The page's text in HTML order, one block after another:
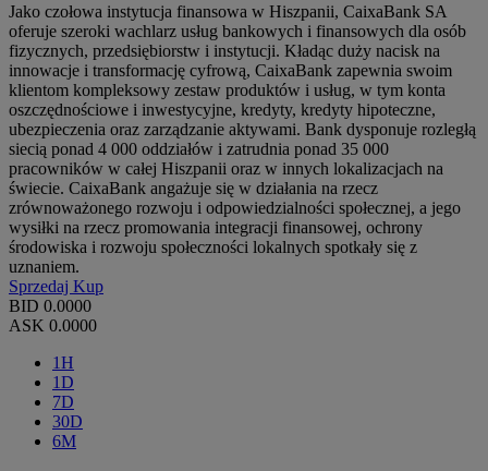
Jako czołowa instytucja finansowa w Hiszpanii, CaixaBank SA
oferuje szeroki wachlarz usług bankowych i finansowych dla osób
fizycznych, przedsiębiorstw i instytucji. Kładąc duży nacisk na
innowacje i transformację cyfrową, CaixaBank zapewnia swoim
klientom kompleksowy zestaw produktów i usług, w tym konta
oszczędnościowe i inwestycyjne, kredyty, kredyty hipoteczne,
ubezpieczenia oraz zarządzanie aktywami. Bank dysponuje rozległą
siecią ponad 4 000 oddziałów i zatrudnia ponad 35 000
pracowników w całej Hiszpanii oraz w innych lokalizacjach na
świecie. CaixaBank angażuje się w działania na rzecz
zrównoważonego rozwoju i odpowiedzialności społecznej, a jego
wysiłki na rzecz promowania integracji finansowej, ochrony
środowiska i rozwoju społeczności lokalnych spotkały się z
uznaniem.
Sprzedaj Kup
BID 0.0000
ASK 0.0000
1H
1D
7D
30D
6M